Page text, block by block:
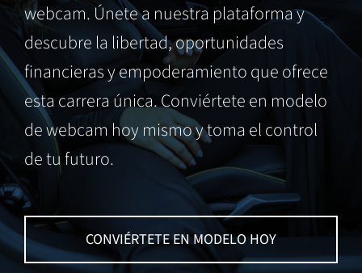
webcam. Únete a nuestra plataforma y
descubre la libertad, oportunidades
financieras y empoderamiento que ofrece
esta carrera única. Conviértete en modelo
de webcam hoy mismo y toma el control
de tu futuro.
CONVIÉRTETE EN MODELO HOY